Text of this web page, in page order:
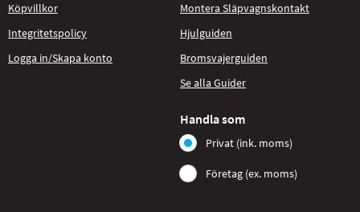
Köpvillkor
Integritetspolicy
Logga in/Skapa konto
Montera Släpvagnskontakt
Hjulguiden
Bromsvajerguiden
Se alla Guider
Handla som
Privat (ink. moms)
Företag (ex. moms)